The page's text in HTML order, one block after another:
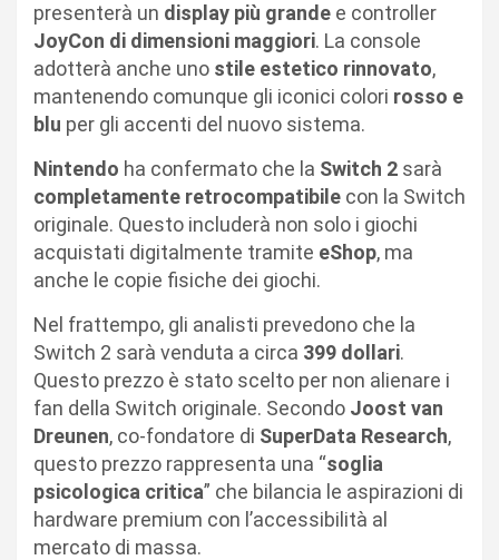
presenterà un display più grande e controller
JoyCon di dimensioni maggiori. La console
adotterà anche uno stile estetico rinnovato,
mantenendo comunque gli iconici colori rosso e
blu per gli accenti del nuovo sistema.
Nintendo ha confermato che la Switch 2 sarà
completamente retrocompatibile con la Switch
originale. Questo includerà non solo i giochi
acquistati digitalmente tramite eShop, ma
anche le copie fisiche dei giochi.
Nel frattempo, gli analisti prevedono che la
Switch 2 sarà venduta a circa 399 dollari.
Questo prezzo è stato scelto per non alienare i
fan della Switch originale. Secondo Joost van
Dreunen, co-fondatore di SuperData Research,
questo prezzo rappresenta una “soglia
psicologica critica” che bilancia le aspirazioni di
hardware premium con l’accessibilità al
mercato di massa.